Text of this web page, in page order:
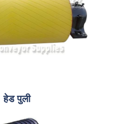
हेड पुली